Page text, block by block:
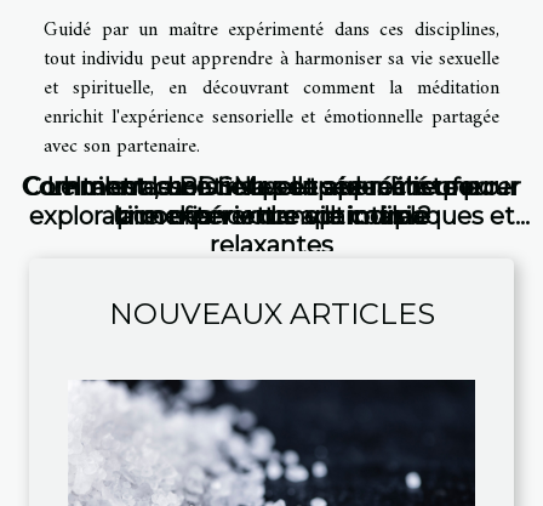
Guidé par un maître expérimenté dans ces disciplines,
tout individu peut apprendre à harmoniser sa vie sexuelle
et spirituelle, en découvrant comment la méditation
enrichit l'expérience sensorielle et émotionnelle partagée
avec son partenaire.
NOUVEAUX ARTICLES
Comment choisir sa poupée réaliste pour
une expérience optimale ?
Huiles essentielles et sexualité une
exploration des vertus aphrodisiaques et
relaxantes
Comment le BDSM peut aider à renforcer
la confiance dans le couple
Le tantra, une nouvelle approche pour
pimenter votre vie intime